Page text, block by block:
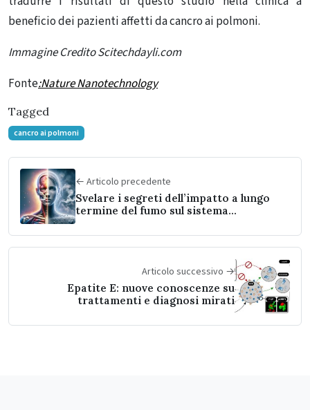
beneficio dei pazienti affetti da cancro ai polmoni.
Immagine Credito Scitechdayli.com
Fonte:NatureNanotechnology
Tagged
cancro ai polmoni
← Articolo precedente
Svelare i segreti dell’impatto a lungo
termine del fumo sul sistema
Articolo successivo →
Epatite E: nuove conoscenze su
trattamenti e diagnosi mirati